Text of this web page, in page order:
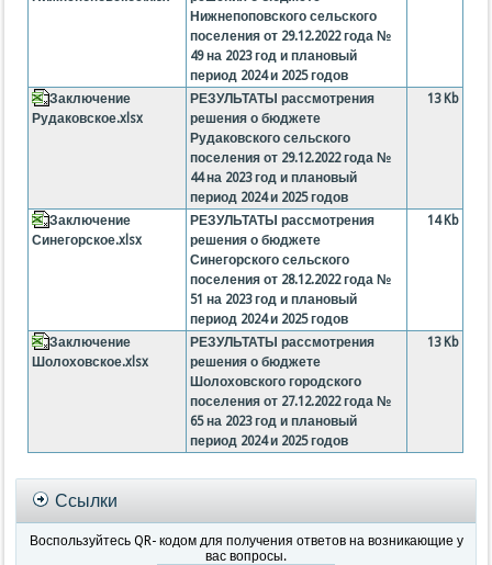
Нижнепоповского сельского
поселения от 29.12.2022 года №
49 на 2023 год и плановый
период 2024 и 2025 годов
Заключение
Рудаковское.xlsx
РЕЗУЛЬТАТЫ рассмотрения
решения о бюджете
Рудаковского сельского
поселения от 29.12.2022 года №
44 на 2023 год и плановый
период 2024 и 2025 годов
13 Kb
Заключение
Синегорское.xlsx
РЕЗУЛЬТАТЫ рассмотрения
решения о бюджете
Синегорского сельского
поселения от 28.12.2022 года №
51 на 2023 год и плановый
период 2024 и 2025 годов
14 Kb
Заключение
Шолоховское.xlsx
РЕЗУЛЬТАТЫ рассмотрения
решения о бюджете
Шолоховского городского
поселения от 27.12.2022 года №
65 на 2023 год и плановый
период 2024 и 2025 годов
13 Kb
Ссылки
Воспользуйтесь QR- кодом для получения ответов на возникающие у
вас вопросы.